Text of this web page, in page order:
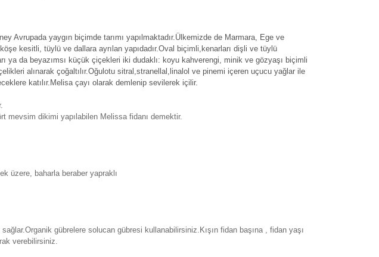
Avrupada yaygın biçimde tarımı yapılmaktadır.Ülkemizde de Marmara, Ege ve
kesitli, tüylü ve dallara ayrılan yapıdadır.Oval biçimli,kenarları dişli ve tüylü
ya da beyazımsı küçük çiçekleri iki dudaklı: koyu kahverengi, minik ve gözyaşı biçimli
alınarak çoğaltılır.Oğulotu sitral,stranellal,linalol ve pinemi içeren uçucu yağlar ile
katılır.Melisa çayı olarak demlenip sevilerek içilir.
mevsim dikimi yapılabilen Melissa fidanı demektir.
üzere, baharla beraber yapraklı
gübrelere solucan gübresi kullanabilirsiniz.Kışın fidan başına , fidan yaşı
verebilirsiniz.